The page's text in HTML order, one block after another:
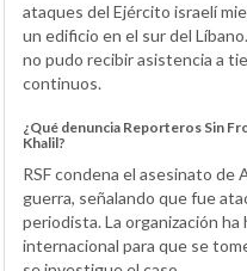
ataques del Ejército israelí
un edificio en el sur del
no pudo recibir asistencia a
continuos.
¿Qué denuncia Reporteros Sin
Khalil?
RSF condena el asesinato de
guerra, señalando que fue
periodista. La organización ha
internacional para que se